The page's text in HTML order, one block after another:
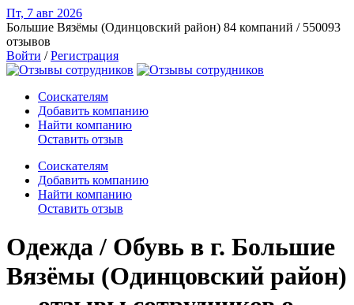
Пт, 7 авг 2026
Большие Вязёмы (Одинцовский район) 84 компаний / 550093
отзывов
Войти /Регистрация
Соискателям
Добавить компанию
Найти компанию
Оставить отзыв
Соискателям
Добавить компанию
Найти компанию
Оставить отзыв
Одежда / Обувь в г. Большие
Вязёмы (Одинцовский район)